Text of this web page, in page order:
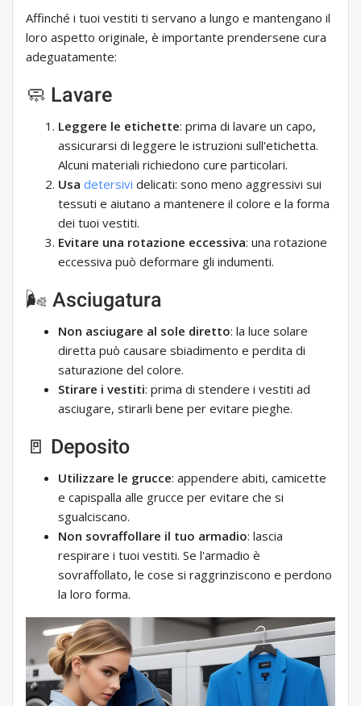
Affinché i tuoi vestiti ti servano a lungo e mantengano il
loro aspetto originale, è importante prendersene cura
adeguatamente:
🧼 Lavare
Leggere le etichette: prima di lavare un capo,
assicurarsi di leggere le istruzioni sull'etichetta.
Alcuni materiali richiedono cure particolari.
Usa detersivi delicati: sono meno aggressivi sui
tessuti e aiutano a mantenere il colore e la forma
dei tuoi vestiti.
Evitare una rotazione eccessiva: una rotazione
eccessiva può deformare gli indumenti.
🌬 Asciugatura
Non asciugare al sole diretto: la luce solare
diretta può causare sbiadimento e perdita di
saturazione del colore.
Stirare i vestiti: prima di stendere i vestiti ad
asciugare, stirarli bene per evitare pieghe.
🚪 Deposito
Utilizzare le grucce: appendere abiti, camicette
e capispalla alle grucce per evitare che si
sgualciscano.
Non sovraffollare il tuo armadio: lascia
respirare i tuoi vestiti. Se l'armadio è
sovraffollato, le cose si raggrinziscono e perdono
la loro forma.